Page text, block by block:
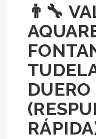
👨‍🔧
DUERO